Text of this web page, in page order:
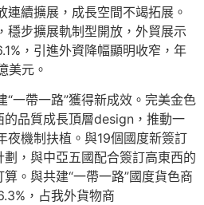
連續擴展，成長空間不竭拓展。
穩步擴展軌制型開放，外貿展示
，引進外資降幅顯明收窄，年
美元。
“一帶一路”獲得新成效。完美金色
的品質成長頂層design，推動一
夜機制扶植。與19個國度新簽訂
劃，與中亞五國配合簽訂高東西的
。與共建“一帶一路”國度貨色商
，占我外貨物商